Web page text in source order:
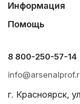
Информация
Помощь
8 800-250-57-14
г. Красноярск,